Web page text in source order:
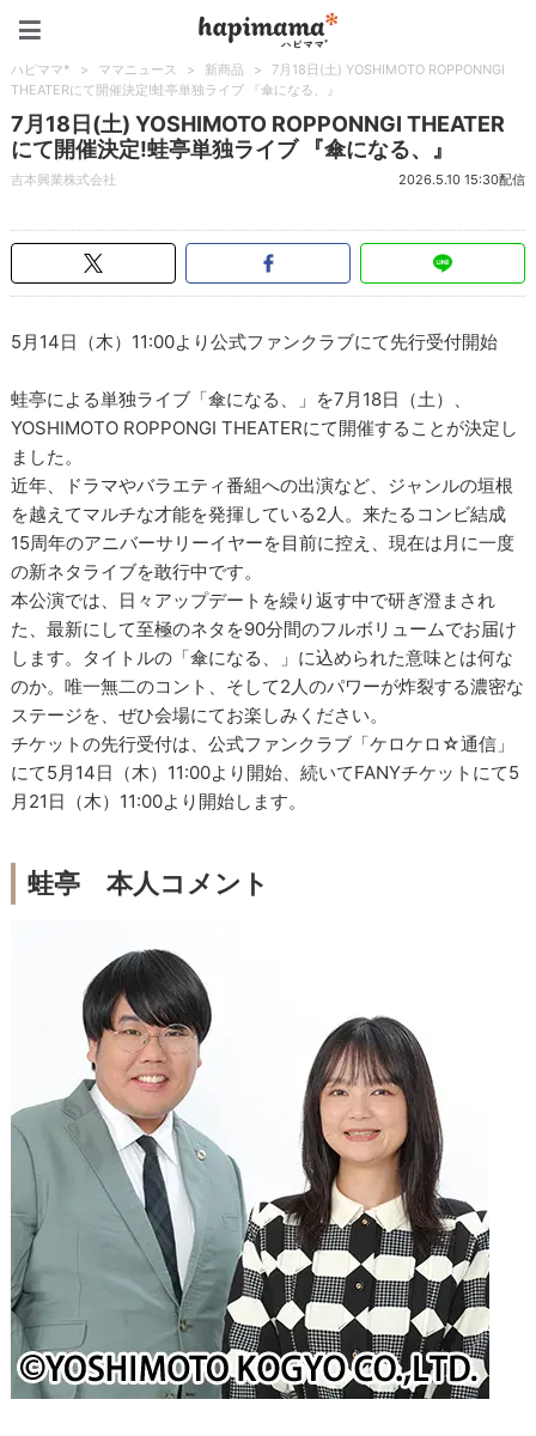
ハピママ* > ママニュース > 新商品 >
7月18日(土) YOSHIMOTO ROPPONNGI
THEATERにて開催決定!蛙亭単独ライブ 『傘になる、』
7月18日(土) YOSHIMOTO ROPPONNGI THEATER
にて開催決定!蛙亭単独ライブ 『傘になる、』
吉本興業株式会社 2026.5.10 15:30配信
5月14日（木）11:00より公式ファンクラブにて先行受付開始
蛙亭による単独ライブ「傘になる、」を7月18日（土）、
YOSHIMOTO ROPPONGI THEATERにて開催することが決定し
ました。
近年、ドラマやバラエティ番組への出演など、ジャンルの垣根
を越えてマルチな才能を発揮している2人。来たるコンビ結成
15周年のアニバーサリーイヤーを目前に控え、現在は月に一度
の新ネタライブを敢行中です。
本公演では、日々アップデートを繰り返す中で研ぎ澄まされ
た、最新にして至極のネタを90分間のフルボリュームでお届け
します。タイトルの「傘になる、」に込められた意味とは何な
のか。唯一無二のコント、そして2人のパワーが炸裂する濃密な
ステージを、ぜひ会場にてお楽しみください。
チケットの先行受付は、公式ファンクラブ「ケロケロ☆通信」
にて5月14日（木）11:00より開始、続いてFANYチケットにて5
月21日（木）11:00より開始します。
蛙亭 本人コメント